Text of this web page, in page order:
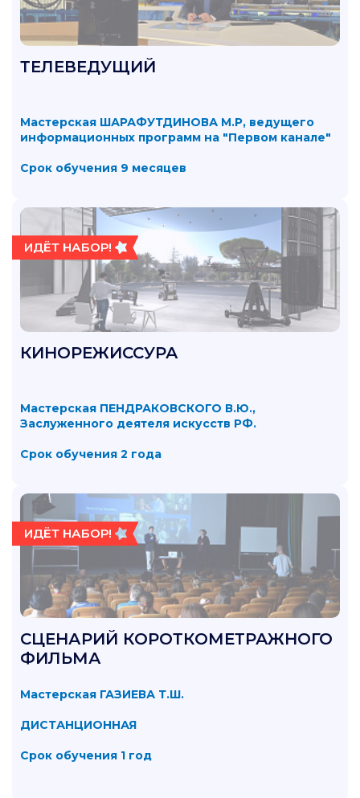
ТЕЛЕВЕДУЩИЙ
Мастерская ШАРАФУТДИНОВА М.Р, ведущего
информационных программ на "Первом канале"
Срок обучения 9 месяцев
ИДЁТ НАБОР!
КИНОРЕЖИССУРА
Мастерская ПЕНДРАКОВСКОГО В.Ю.,
Заслуженного деятеля искусств РФ.
Срок обучения 2 года
ИДЁТ НАБОР!
СЦЕНАРИЙ КОРОТКОМЕТРАЖНОГО
ФИЛЬМА
Мастерская ГАЗИЕВА Т.Ш.
ДИСТАНЦИОННАЯ
Срок обучения 1 год